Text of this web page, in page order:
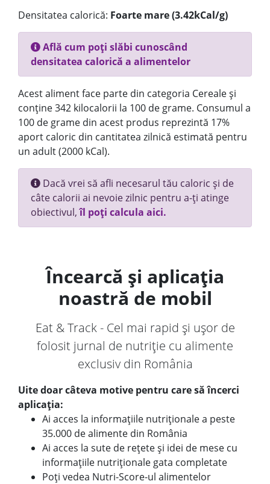
Densitatea calorică: Foarte mare (3.42kCal/g)
Află cum poți slăbi cunoscând
densitatea calorică a alimentelor
Acest aliment face parte din categoria Cereale și
conține 342 kilocalorii la 100 de grame. Consumul a
100 de grame din acest produs reprezintă 17%
aport caloric din cantitatea zilnică estimată pentru
un adult (2000 kCal).
Dacă vrei să afli necesarul tău caloric și de
câte calorii ai nevoie zilnic pentru a-ți atinge
obiectivul,îl poți calcula aici.
Încearcă și aplicația
noastră de mobil
Eat & Track - Cel mai rapid și ușor de
folosit jurnal de nutriție cu alimente
exclusiv din România
Uite doar câteva motive pentru care să încerci
aplicația:
Ai acces la informațiile nutriționale a peste
35.000 de alimente din România
Ai acces la sute de rețete și idei de mese cu
informațiile nutriționale gata completate
Poți vedea Nutri-Score-ul alimentelor